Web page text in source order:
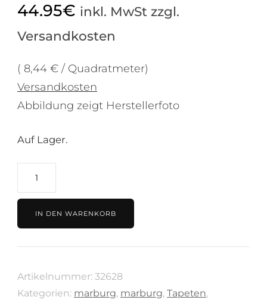
44.95€ inkl. MwSt zzgl.
Versandkosten
( 8,44 € / Quadratmeter)
Versandkosten
Abbildung zeigt Herstellerfoto
Auf Lager.
gold,
Kollektion
City
Glam
Marburg,
IN DEN WARENKORB
Artikelnummer: 32628
Kategorien: marburg, marburg, Tapeten,